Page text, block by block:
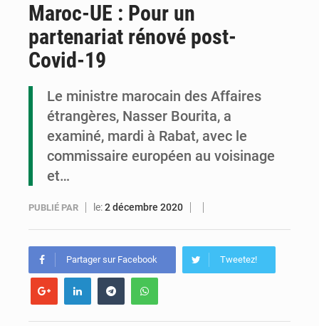
Le Congo se dote d’un programme national pour valoriser les produits forestiers non ligneux
Maroc-UE : Pour un
partenariat rénové post-
Covid-19
Le ministre marocain des Affaires
étrangères, Nasser Bourita, a
examiné, mardi à Rabat, avec le
commissaire européen au voisinage
et…
PUBLIÉ PAR le:2 décembre 2020
Partager sur Facebook Tweetez!